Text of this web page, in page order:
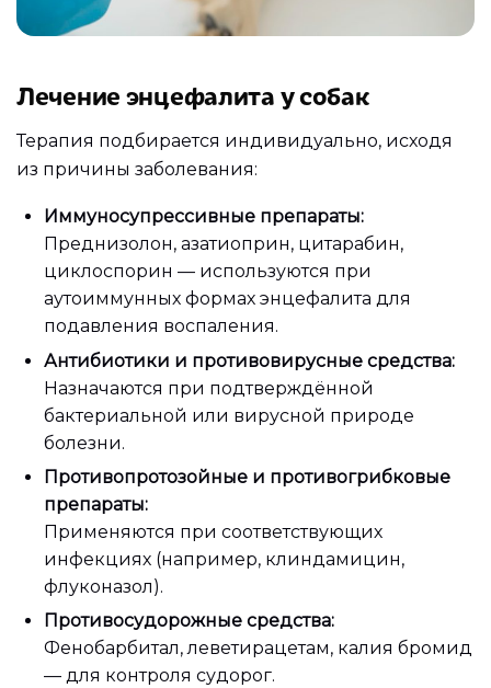
Лечение энцефалита у собак
Терапия подбирается индивидуально, исходя
из причины заболевания:
Иммуносупрессивные препараты:
Преднизолон, азатиоприн, цитарабин,
циклоспорин — используются при
аутоиммунных формах энцефалита для
подавления воспаления.
Антибиотики и противовирусные средства:
Назначаются при подтверждённой
бактериальной или вирусной природе
болезни.
Противопротозойные и противогрибковые
препараты:
Применяются при соответствующих
инфекциях (например, клиндамицин,
флуконазол).
Противосудорожные средства:
Фенобарбитал, леветирацетам, калия бромид
— для контроля судорог.